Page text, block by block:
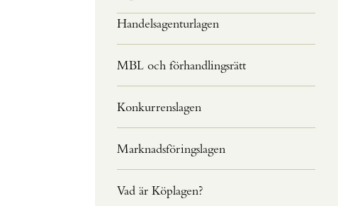
Handelsagenturlagen
MBL och förhandlingsrätt
Konkurrenslagen
Marknadsföringslagen
Vad är Köplagen?